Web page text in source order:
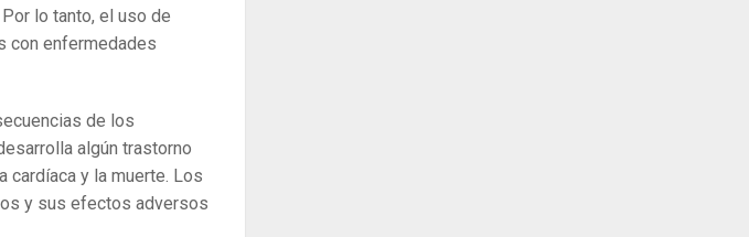
lo tanto, el uso de
con enfermedades
de los
algún trastorno
cardíaca y la muerte. Los
y sus efectos adversos